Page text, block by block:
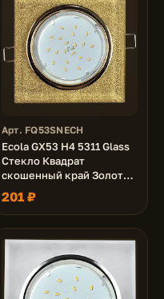
Арт. FQ53SNECH
Ecola GX53 H4 5311 Glass
Стекло Квадрат
скошенный край Золото -
золотой блеск
38x120x120 (к+)
201 ₽